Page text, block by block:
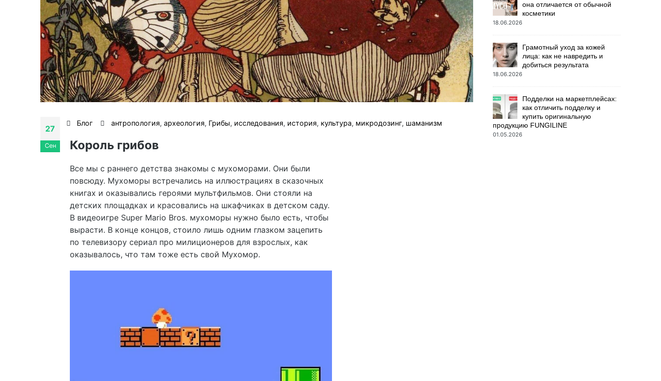
27
Сен
Блог антропология, археология, Грибы, исследования, история, культура, микродозинг, шаманизм
Король грибов
Все мы с раннего детства знакомы с мухоморами. Они были
повсюду. Мухоморы встречались на иллюстрациях в сказочных
книгах и оказывались героями мультфильмов. Они стояли на
детских площадках и красовались на шкафчиках в детском саду.
В видеоигре Super Mario Bros. мухоморы нужно было есть, чтобы
вырасти. В конце концов, стоило лишь одним глазком зацепить
по телевизору сериал про милиционеров для взрослых, как
оказывалось, что там тоже есть свой Мухомор.
она отличается от обычной
косметики
18.06.2026
Грамотный уход за кожей
лица: как не навредить и
добиться результата
18.06.2026
Подделки на маркетплейсах:
как отличить подделку и
купить оригинальную
продукцию FUNGILINE
01.05.2026